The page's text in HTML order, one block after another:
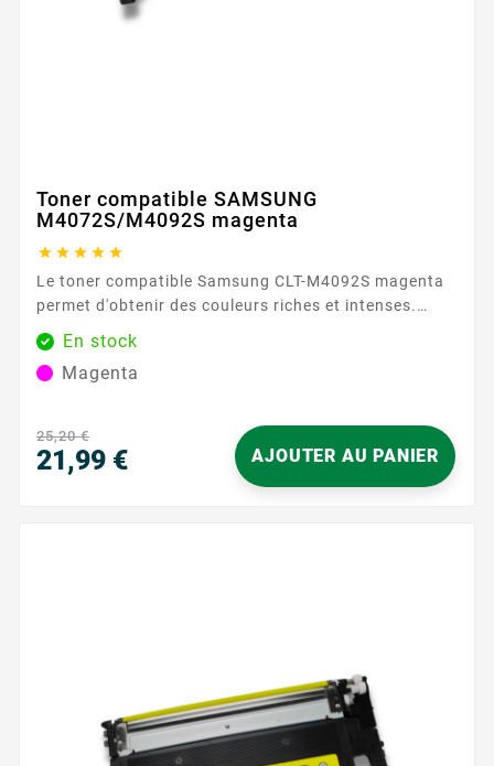
Toner compatible SAMSUNG
M4072S/M4092S magenta
    
Le toner compatible Samsung CLT-M4092S magenta
permet d'obtenir des couleurs riches et intenses.
Avec une capacité de 1000 pages, ce toner assure
des résultats constants et fiables. Caractéristiques
principales : Couleur : Magenta Capacité d'impression
En stock
Magenta
25,20 €
21,99 € AJOUTER AU PANIER